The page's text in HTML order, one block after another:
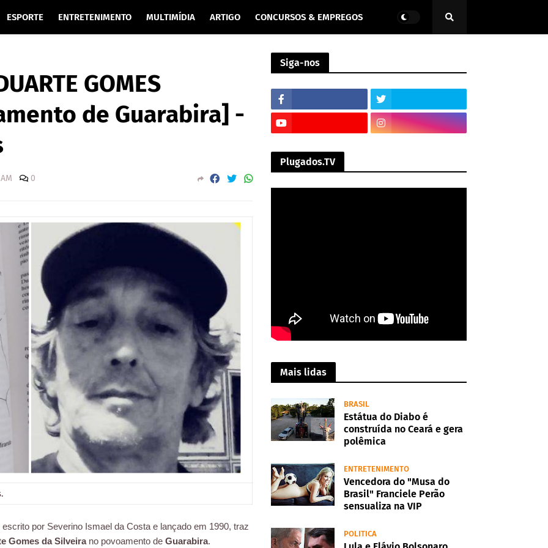
ESPORTE ENTRETENIMENTO MULTIMÍDIA ARTIGO CONCURSOS & EMPREGOS
GOMES
de Guarabira] -
0
escrito por Severino Ismael da Costa e lançado em 1990, traz
Gomes da Silveirano povoamento de Guarabira.
Siga-nos
Plugados.TV
Mais lidas
BRASIL
Estátua do Diabo é
construída no Ceará e gera
polêmica
ENTRETENIMENTO
Vencedora do "Musa do
Brasil" Franciele Perão
sensualiza na VIP
POLITICA